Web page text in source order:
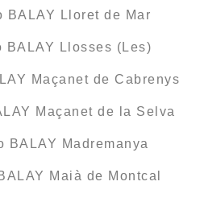
BALAY Lloret de Mar
BALAY Llosses (Les)
Maçanet de Cabrenys
Maçanet de la Selva
BALAY Madremanya
Maià de Montcal